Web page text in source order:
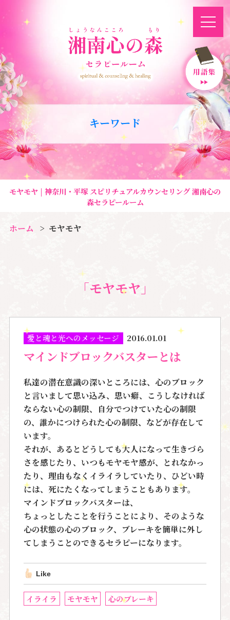
キーワード
モヤモヤ | 神奈川・平塚 スピリチュアルカウンセリング 湘南心の
森セラピールーム
ホーム モヤモヤ
「モヤモヤ」
愛と魂と光へのメッセージ 2016.01.01
マインドブロックバスターとは
私達の潜在意識の深いところには、心のブロック
と言いまして思い込み、思い癖、こうしなければ
ならない心の制限、自分でつけていた心の制限
の、誰かにつけられた心の制限、などが存在して
います。
それが、あるとどうしても大人になって生きづら
さを感じたり、いつもモヤモヤ感が、とれなかっ
たり、理由もなくイライラしていたり、ひどい時
には、死にたくなってしまうこともあります。
マインドブロックバスターは、
ちょっとしたことを行うことにより、そのような
心の状態の心のブロック、ブレーキを簡単に外し
てしまうことのできるセラピーになります。
Like
イライラ モヤモヤ 心のブレーキ